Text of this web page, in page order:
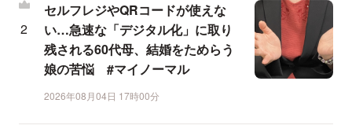
セルフレジやQRコードが使えな
い…急速な「デジタル化」に取り
残される60代母、結婚をためらう
娘の苦悩 #マイノーマル
2026年08月04日 17時00分